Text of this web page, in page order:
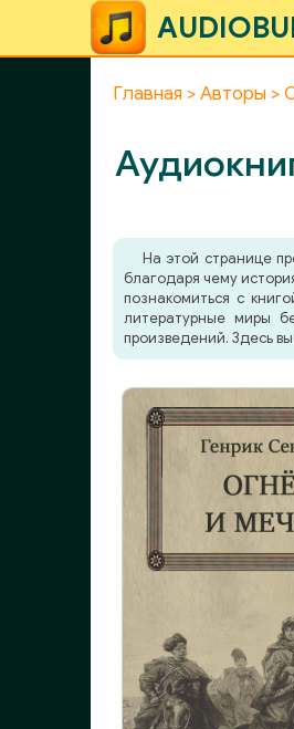
Главная Авторы
На этой странице
благодаря чему
познакомиться с
литературные миры
произведений. Здесь